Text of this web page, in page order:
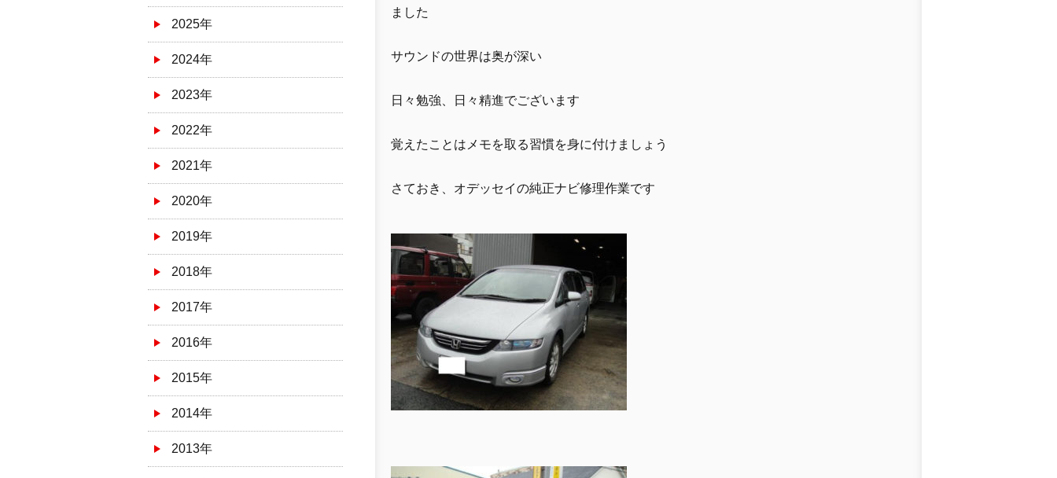
2025年
2024年
2023年
2022年
2021年
2020年
2019年
2018年
2017年
2016年
2015年
2014年
2013年
ました
サウンドの世界は奥が深い
日々勉強、日々精進でございます
覚えたことはメモを取る習慣を身に付けましょう
さておき、オデッセイの純正ナビ修理作業です